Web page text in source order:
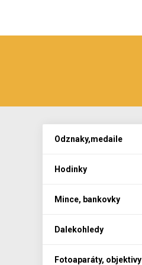
Odznaky,medaile
Hodinky
Mince, bankovky
Dalekohledy
Fotoaparáty, objektivy